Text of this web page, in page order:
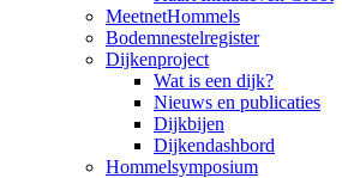
MeetnetHommels
Bodemnestelregister
Dijkenproject
Wat is een dijk?
Nieuws en publicaties
Dijkbijen
Dijkendashbord
Hommelsymposium